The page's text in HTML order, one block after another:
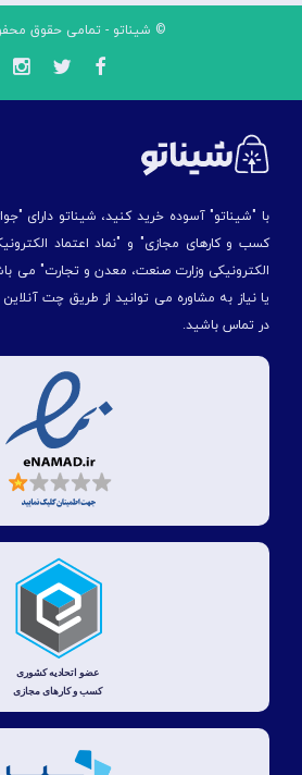
© شیناتو - تمامی حقوق
با "شیناتو" آسوده خرید کنید، شیناتو دارای
کسب و کارهای مجازی" و "نماد اعتماد
الكترونیكی وزارت صنعت، معدن و تجارت" می
یا نیاز به مشاوره می توانید از طریق چت
در تماس باشید.